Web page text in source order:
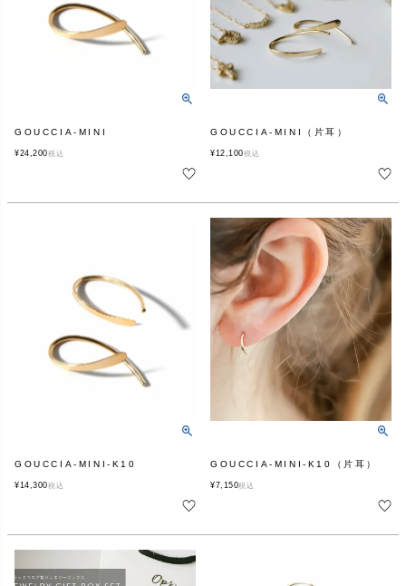
GOUCCIA-MINI
¥24,200税込
GOUCCIA-MINI（片耳）
¥12,100税込
GOUCCIA-MINI-K10
¥14,300税込
GOUCCIA-MINI-K10（片耳）
¥7,150税込